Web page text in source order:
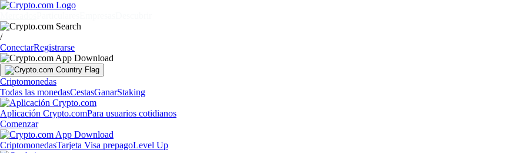
/
ConectarRegistrarse
Criptomonedas
Todas las monedasCestasGanarStaking
Aplicación Crypto.comPara usuarios cotidianos
Comenzar
CriptomonedasTarjeta Visa prepagoLevel Up